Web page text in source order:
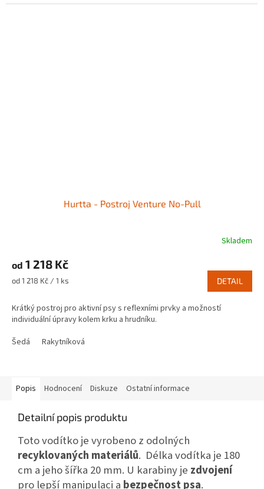
Hurtta - Postroj Venture No-Pull
Skladem
od 1 218 Kč
Měrná
od 1 218 Kč / 1 ks DETAIL
Krátký postroj pro aktivní psy s reflexními prvky a možností
individuální úpravy kolem krku a hrudníku.
Šedá
Rakytníková
Popis Hodnocení Diskuze Ostatní informace
Detailní popis produktu
Toto vodítko je vyrobeno z odolných
recyklovaných materiálů. Délka vodítka je 180
cm a jeho šířka 20 mm. U karabiny je zdvojení
pro lepší manipulaci a bezpečnost psa.